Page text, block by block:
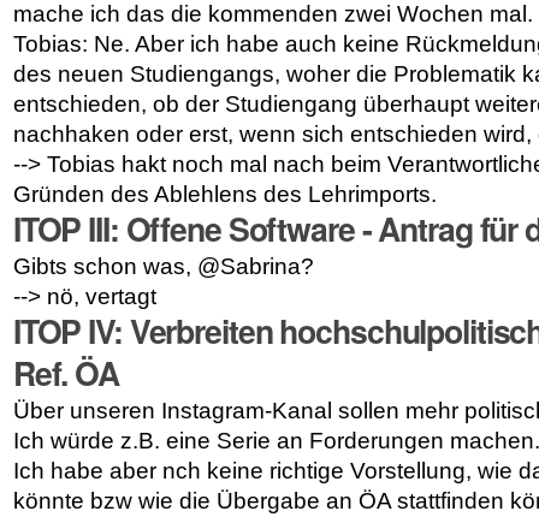
mache ich das die kommenden zwei Wochen mal.
Tobias: Ne. Aber ich habe auch keine
des neuen Studiengangs, woher die Problematik
entschieden, ob der Studiengang überhaupt
nachhaken oder erst, wenn sich entschieden
--> Tobias hakt noch mal nach beim
Gründen des Ablehlens des Lehrimports.
ITOP III: Offene Software - Antrag für
Gibts schon was, @Sabrina?
--> nö, vertagt
ITOP IV: Verbreiten
Ref. ÖA
Über unseren Instagram-Kanal sollen mehr
Ich würde z.B. eine Serie an Forderungen
Ich habe aber nch keine richtige Vorstellung, wie
könnte bzw wie die Übergabe an ÖA stattfinden